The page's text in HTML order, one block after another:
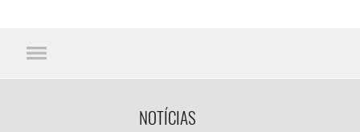
NOTÍCIAS